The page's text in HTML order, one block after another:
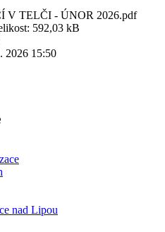
V TELČI - ÚNOR 2026.pdf
592,03 kB
2026 15:50
nad Lipou